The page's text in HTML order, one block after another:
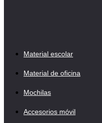
Material escolar
Material de oficina
Mochilas
Accesorios móvil